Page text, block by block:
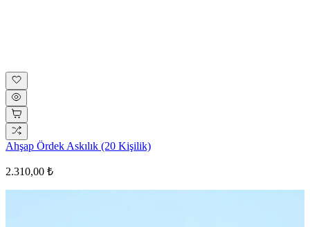
Ahşap Ördek Askılık (20 Kişilik)
2.310,00 ₺